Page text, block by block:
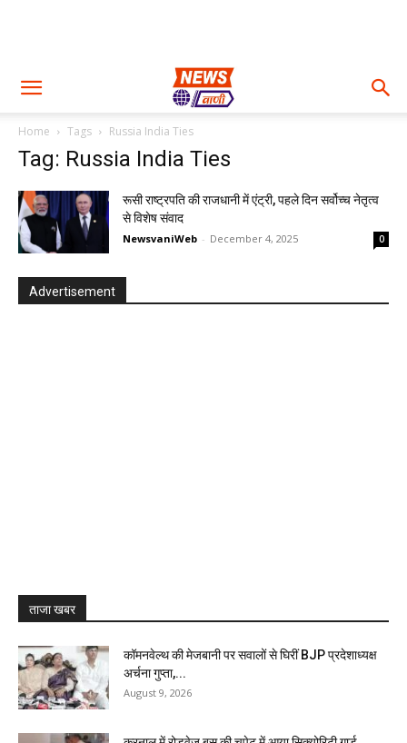
Home Tags Russia India Ties
Tag: Russia India Ties
रूसी राष्ट्रपति की राजधानी में एंट्री, पहले दिन सर्वोच्च नेतृत्व
से विशेष संवाद
NewsvaniWeb - December 4, 2025 0
Advertisement
ताजा खबर
कॉमनवेल्थ की मेजबानी पर सवालों से घिरीं BJP प्रदेशाध्यक्ष
अर्चना गुप्ता,...
August 9, 2026